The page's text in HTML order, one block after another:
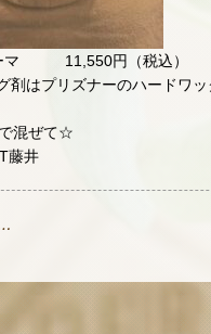
マ 11,550円（税込）
剤はプリズナーのハードワ
混ぜて☆
藤井